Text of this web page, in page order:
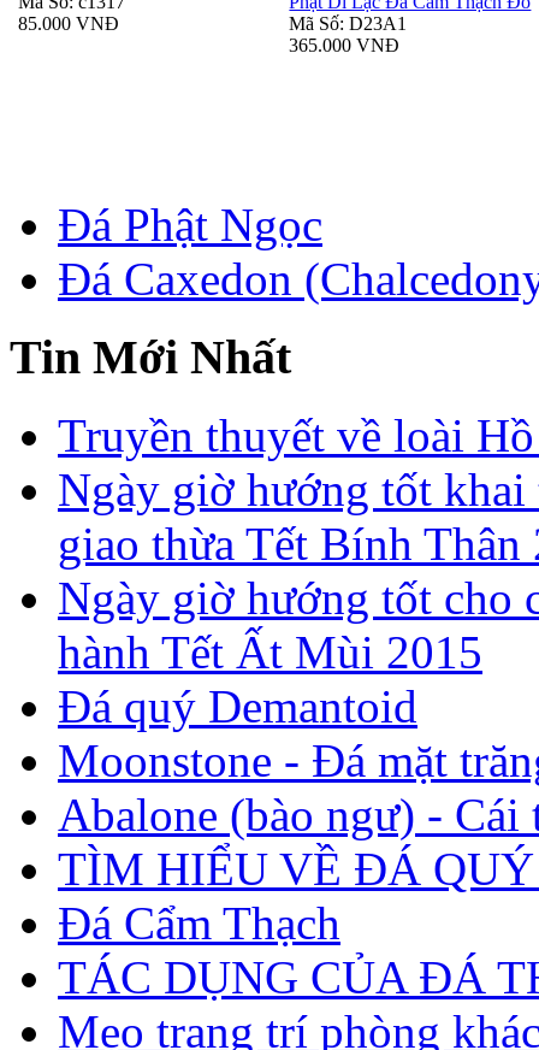
85.000 VNĐ
Mã Số: D23A1
365.000 VNĐ
Đá Phật Ngọc
Đá Caxedon
Tin Mới Nhất
Truyền thuyết về loài
Ngày giờ hướng tốt
giao thừa Tết Bính Thân
Ngày giờ hướng tốt cho
hành Tết Ất Mùi 2015
Đá quý Demantoid
Moonstone - Đá mặt
Abalone (bào ngư) - Cái
TÌM HIỂU VỀ ĐÁ QUÝ
Đá Cẩm Thạch
TÁC DỤNG CỦA ĐÁ
Mẹo trang trí phòng